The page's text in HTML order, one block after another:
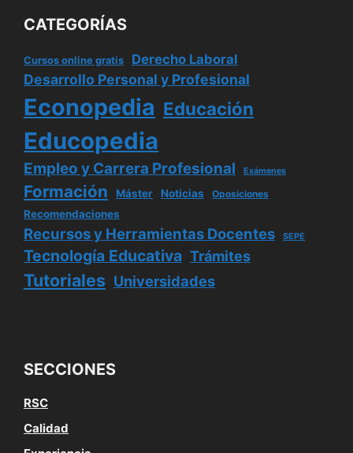
CATEGORÍAS
Cursos online gratis Derecho Laboral
Desarrollo Personal y Profesional
Econopedia Educación
Educopedia
Empleo y Carrera Profesional Exámenes
Formación Máster Noticias Oposiciones
Recomendaciones
Recursos y Herramientas Docentes SEPE
Tecnología Educativa Trámites
Tutoriales Universidades
SECCIONES
RSC
Calidad